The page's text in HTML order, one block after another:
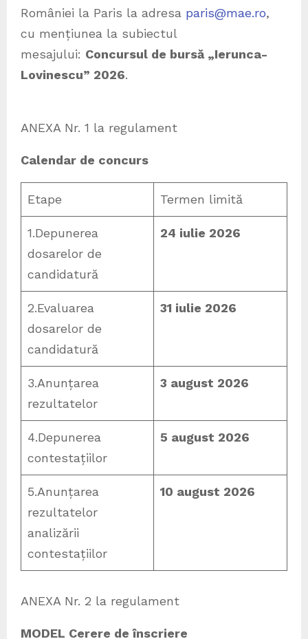
României la Paris la adresa paris@mae.ro,
cu mențiunea la subiectul
mesajului: Concursul de bursă „Ierunca-
Lovinescu” 2026.
ANEXA Nr. 1 la regulament
Calendar de concurs
Etape Termen limită
1.Depunerea
dosarelor de
candidatură
24 iulie 2026
2.Evaluarea
dosarelor de
candidatură
31 iulie 2026
3.Anunțarea
rezultatelor
3 august 2026
4.Depunerea
contestațiilor
5 august 2026
5.Anunțarea
rezultatelor
analizării
contestațiilor
10 august 2026
ANEXA Nr. 2 la regulament
MODEL Cerere de înscriere